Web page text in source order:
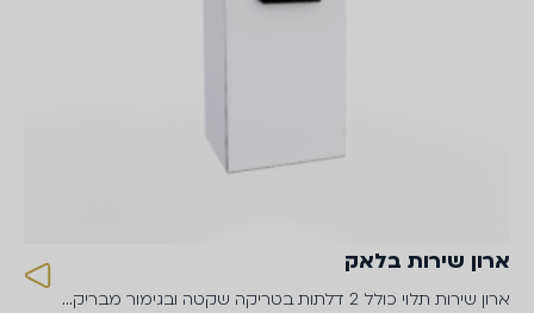
ארון שירות בלאק
ארון שירות תלוי כולל 2 דלתות בטריקה שקטה ובגימור מבריק…